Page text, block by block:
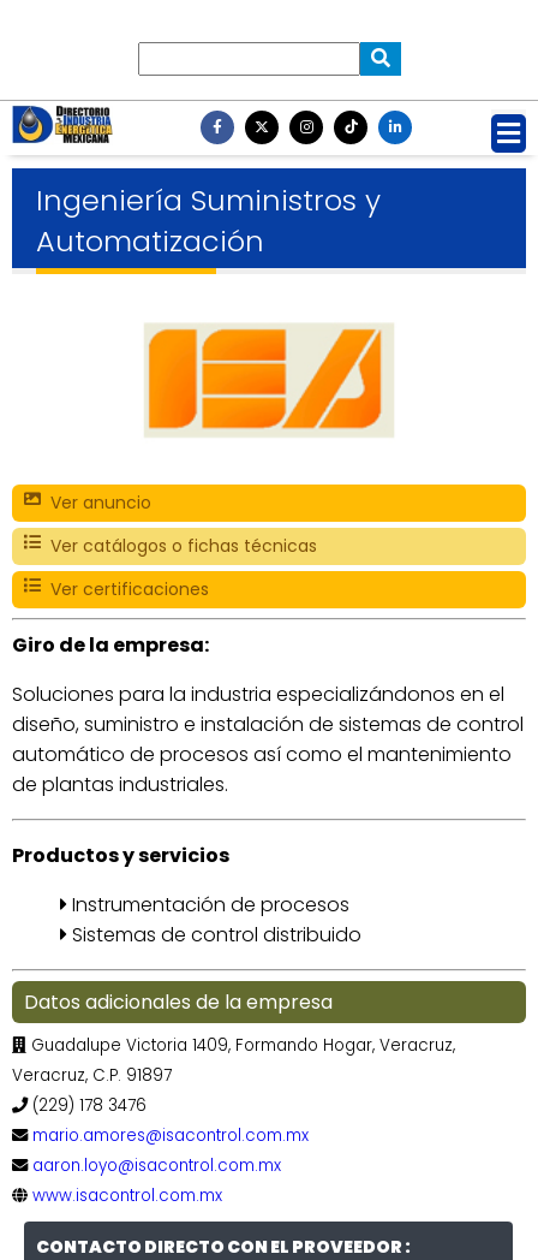
Ingeniería Suministros y
Automatización
Ver anuncio
Ver catálogos o fichas técnicas
Ver certificaciones
Giro de la empresa:
Soluciones para la industria especializándonos en el
diseño, suministro e instalación de sistemas de control
automático de procesos así como el mantenimiento
de plantas industriales.
Productos y servicios
Instrumentación de procesos
Sistemas de control distribuido
Datos adicionales de la empresa
Guadalupe Victoria 1409, Formando Hogar, Veracruz,
Veracruz, C.P. 91897
(229) 178 3476
mario.amores@isacontrol.com.mx
aaron.loyo@isacontrol.com.mx
www.isacontrol.com.mx
CONTACTO DIRECTO CON EL PROVEEDOR :